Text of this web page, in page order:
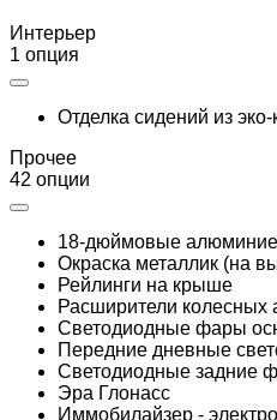
Интерьер
1 опция
Отделка сидений из
Прочее
42 опции
18-дюймовые
Окраска металлик (на
Рейлинги на крыше
Расширители колесных
Светодиодные фары
Передние дневные
Светодиодные задние
Эра Глонасс
Иммобилайзер -